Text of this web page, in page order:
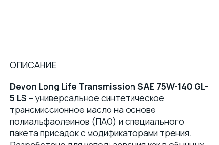
ОПИСАНИЕ
Devon Long Life Transmission SAE 75W-140 GL-
5 LS – универсальное синтетическое
трансмиссионное масло на основе
полиальфаолеинов (ПАО) и специального
пакета присадок с модификаторами трения.